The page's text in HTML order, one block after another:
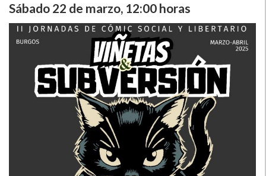
Sábado 22 de marzo, 12:00 horas